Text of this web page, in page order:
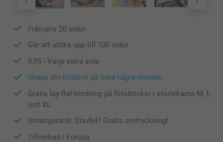
Från-pris 20 sidor
Går att utöka upp till 100 sidor
5,95 - Varje extra sida
Skapa din fotobok på bara några minuter
Gratis lay-flat-bindning på fotoböcker i storlekarna M, L
och XL
Smartgaranti: Stavfel? Gratis omtryckning!
Tillverkad i Europa